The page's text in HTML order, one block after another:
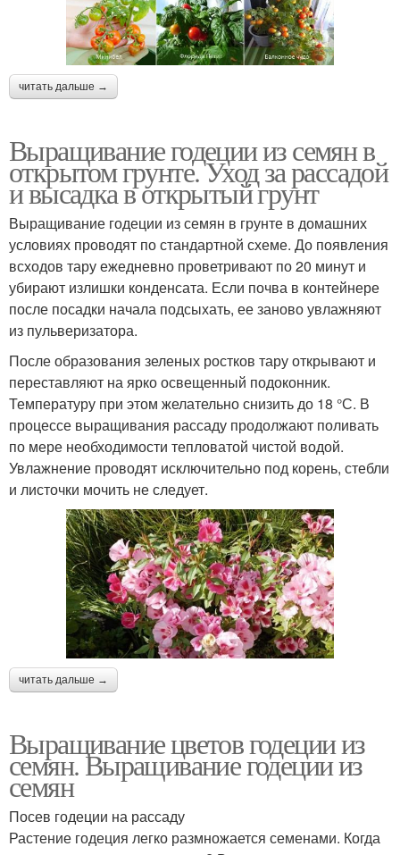
читать дальше →
Выращивание годеции из семян в
открытом грунте. Уход за рассадой
и высадка в открытый грунт
Выращивание годеции из семян в грунте в домашних
условиях проводят по стандартной схеме. До появления
всходов тару ежедневно проветривают по 20 минут и
убирают излишки конденсата. Если почва в контейнере
после посадки начала подсыхать, ее заново увлажняют
из пульверизатора.
После образования зеленых ростков тару открывают и
переставляют на ярко освещенный подоконник.
Температуру при этом желательно снизить до 18 °С. В
процессе выращивания рассаду продолжают поливать
по мере необходимости тепловатой чистой водой.
Увлажнение проводят исключительно под корень, стебли
и листочки мочить не следует.
читать дальше →
Выращивание цветов годеции из
семян. Выращивание годеции из
семян
Посев годеции на рассаду
Растение годеция легко размножается семенами. Когда